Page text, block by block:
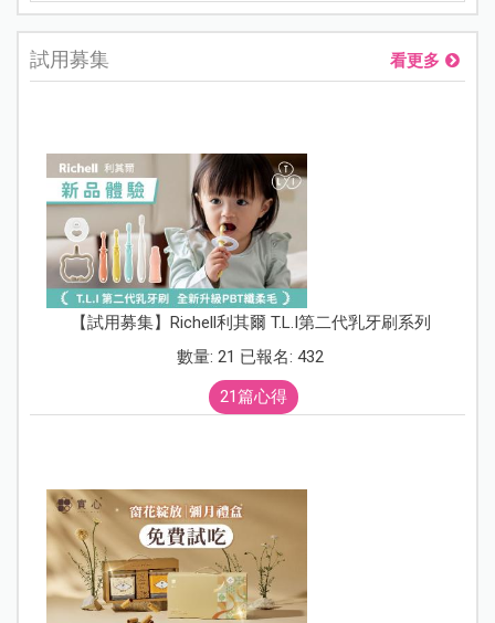
試用募集 看更多
【試用募集】Richell利其爾 T.L.I第二代乳牙刷系列
數量: 21 已報名: 432
21篇心得